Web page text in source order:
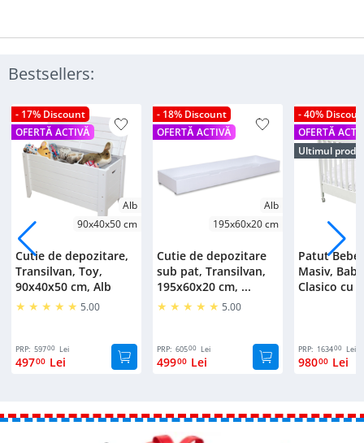
Bestsellers:
- 17% Discount
OFERTĂ ACTIVĂ
Alb
90x40x50 cm
Cutie de depozitare,
Transilvan, Toy,
90x40x50 cm, Alb
5.00
PRP: 59700 Lei
49700 Lei
- 18% Discount
OFERTĂ ACTIVĂ
Alb
195x60x20 cm
Cutie de depozitare
sub pat, Transilvan,
195x60x20 cm, ...
5.00
PRP: 60500 Lei
49900 Lei
- 40%
OFERTĂ
Ultimul
Patut
Masiv,
Clasico cu
PRP: 163400 Lei
98000 Lei